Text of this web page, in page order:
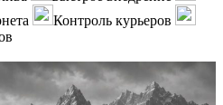
Контроль курьеров